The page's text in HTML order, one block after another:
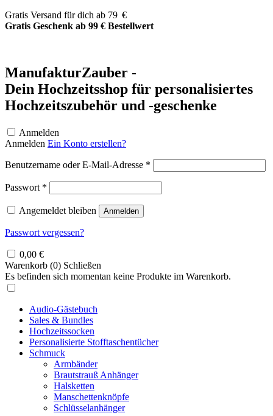
Zum
Inhalt
Gratis Versand für dich ab 79 €
Gratis Geschenk ab 99 € Bestellwert
ManufakturZauber -
Dein Hochzeitsshop für personalisiertes
Hochzeitszubehör und -geschenke
Anmelden
Anmelden Ein Konto erstellen?
Benutzername oder E-Mail-Adresse *
Passwort *
Angemeldet bleiben Anmelden
Passwort vergessen?
0,00 €
Warenkorb (0) Schließen
Es befinden sich momentan keine Produkte im Warenkorb.
Audio-Gästebuch
Sales & Bundles
Hochzeitssocken
Personalisierte Stofftaschentücher
Schmuck
Armbänder
Brautstrauß Anhänger
Halsketten
Manschettenknöpfe
Schlüsselanhänger